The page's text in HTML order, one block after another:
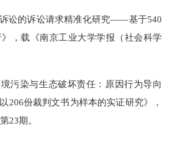
讼的诉讼请求精准化研究——基于540
，载《南京工业大学学报（社会科学
污染与生态破坏责任：原因行为导向
份裁判文书为样本的实证研究》，
23期。